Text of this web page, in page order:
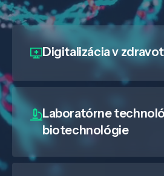
Digitalizáciav
Laboratórne
biotechnológie